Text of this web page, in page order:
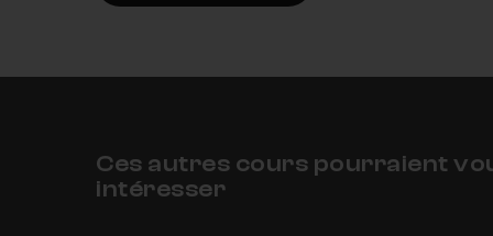
Ces autres cours pourraient
intéresser